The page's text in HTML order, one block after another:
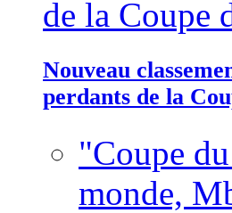
Nouveau
perdants de la
"Coupe
monde,